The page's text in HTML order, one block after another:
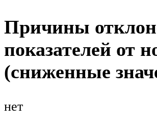
Причины
показателей от
(сниженные
нет